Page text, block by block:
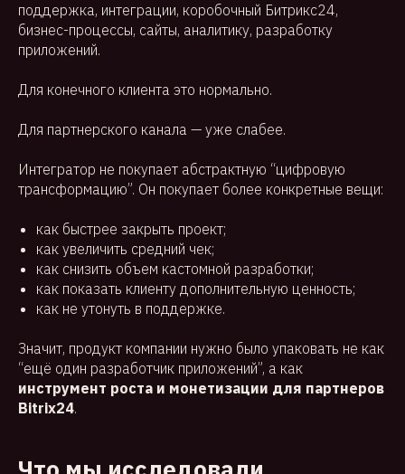
поддержка, интеграции, коробочный Битрикс24,
бизнес-процессы, сайты, аналитику, разработку
приложений.
Для конечного клиента это нормально.
Для партнерского канала — уже слабее.
Интегратор не покупает абстрактную “цифровую
трансформацию”. Он покупает более конкретные вещи:
как быстрее закрыть проект;
как увеличить средний чек;
как снизить объем кастомной разработки;
как показать клиенту дополнительную ценность;
как не утонуть в поддержке.
Значит, продукт компании нужно было упаковать не как
“ещё один разработчик приложений”, а как
инструмент роста и монетизации для партнеров
Bitrix24.